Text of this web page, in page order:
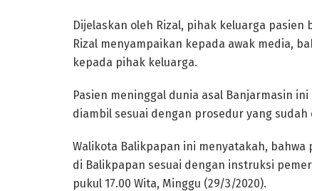
Dijelaskan oleh Rizal, pihak keluarga
Rizal menyampaikan kepada awak media,
kepada pihak keluarga.
Pasien meninggal dunia asal Banjarmasin
diambil sesuai dengan prosedur yang
Walikota Balikpapan ini menyatakah,
di Balikpapan sesuai dengan instruksi
pukul 17.00 Wita, Minggu (29/3/2020).